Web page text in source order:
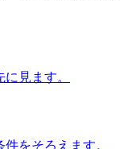
見ます。
をそろえます。